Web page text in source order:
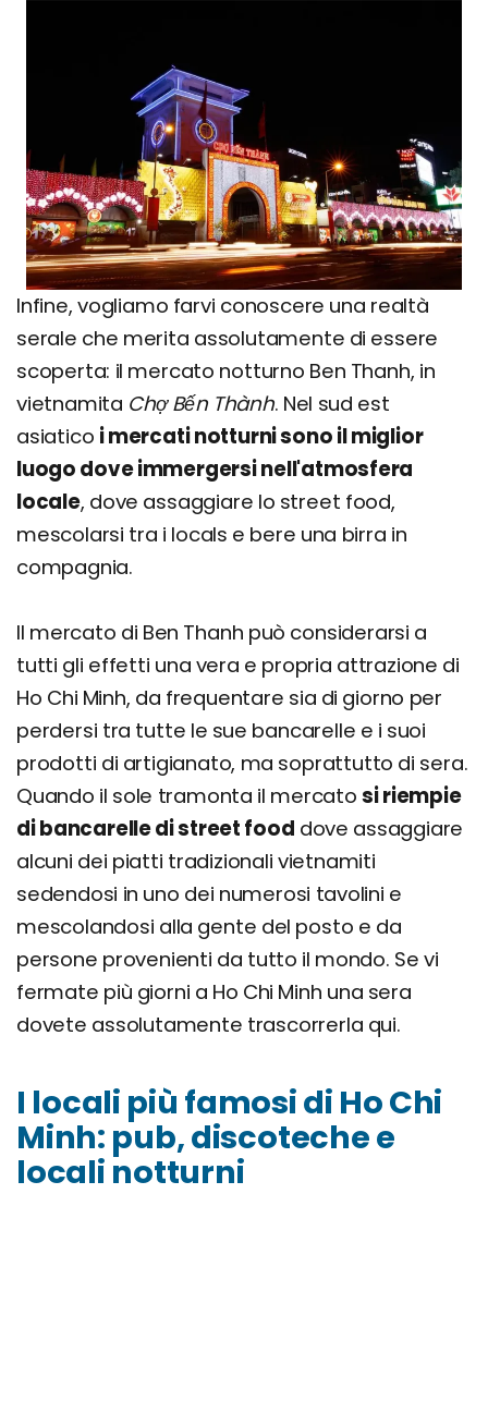
Infine, vogliamo farvi conoscere una realtà
serale che merita assolutamente di essere
scoperta: il mercato notturno Ben Thanh, in
vietnamita Chợ Bến Thành. Nel sud est
asiatico i mercati notturni sono il miglior
luogo dove immergersi nell'atmosfera
locale, dove assaggiare lo street food,
mescolarsi tra i locals e bere una birra in
compagnia.
Il mercato di Ben Thanh può considerarsi a
tutti gli effetti una vera e propria attrazione di
Ho Chi Minh, da frequentare sia di giorno per
perdersi tra tutte le sue bancarelle e i suoi
prodotti di artigianato, ma soprattutto di sera.
Quando il sole tramonta il mercato si riempie
di bancarelle di street food dove assaggiare
alcuni dei piatti tradizionali vietnamiti
sedendosi in uno dei numerosi tavolini e
mescolandosi alla gente del posto e da
persone provenienti da tutto il mondo. Se vi
fermate più giorni a Ho Chi Minh una sera
dovete assolutamente trascorrerla qui.
I locali più famosi di Ho Chi
Minh: pub, discoteche e
locali notturni